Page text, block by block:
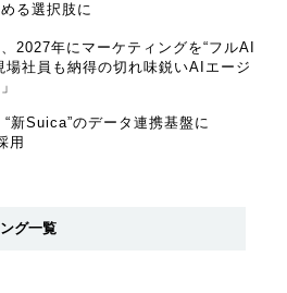
る選択肢に
2027年にマーケティングを“フルAI
社員も納得の切れ味鋭いAIエージ
新Suica”のデータ連携基盤に
用
グ一覧